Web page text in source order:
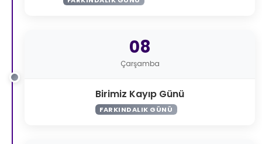
08
Çarşamba
Birimiz Kayıp Günü
FARKINDALIK GÜNÜ